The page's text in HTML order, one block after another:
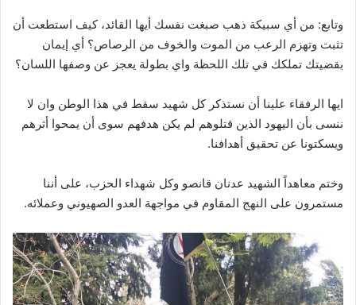
وتابع: من أي سبيكة ذهب صبغت نفسك أيها القائد، كيف استطعت أن
تثبت وتهزم الرعب من الموت والخوف من الرصاص؟ أي إيمان
بقضيتك تملكك في تلك اللحظة واي بطولة يعجز عن وصفها اللسان؟
ايها الرفقاء علينا أن نستذكر كل شهيد سقط في هذا الوطن وان لا
ننسى بأن اليهود الذين قتلوهم لم يكن هدفهم سوى أن يمحوا أثرهم
ويسكتونا عن تحقيق أهدافنا.
وختم معاهداً الشهيد عدنان قانصو وكل شهداء الحزب، على أننا
مستمرون على النهج المقاوم في مواجهة العدو الصهيوني وعملائه.